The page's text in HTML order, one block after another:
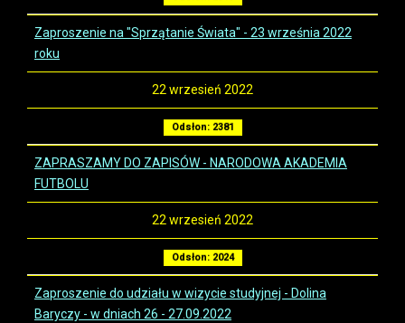
Zaproszenie na "Sprzątanie Świata" - 23 września 2022
roku
22 wrzesień 2022
Odsłon: 2381
ZAPRASZAMY DO ZAPISÓW - NARODOWA AKADEMIA
FUTBOLU
22 wrzesień 2022
Odsłon: 2024
Zaproszenie do udziału w wizycie studyjnej - Dolina
Baryczy - w dniach 26 - 27.09.2022